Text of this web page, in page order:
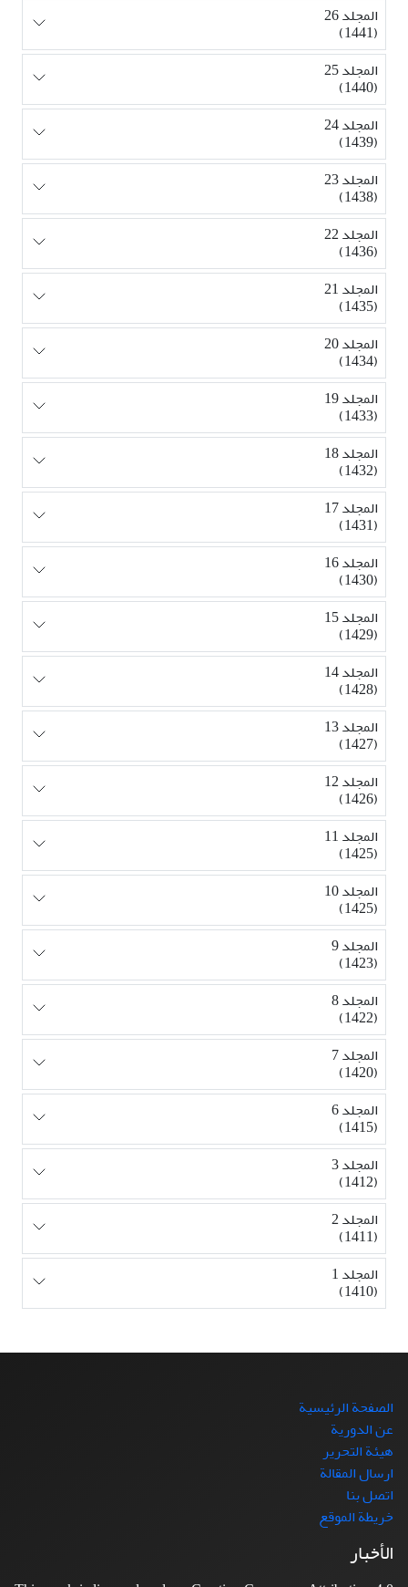
المجلد 26
(1441)
المجلد 25
(1440)
المجلد 24
(1439)
المجلد 23
(1438)
المجلد 22
(1436)
المجلد 21
(1435)
المجلد 20
(1434)
المجلد 19
(1433)
المجلد 18
(1432)
المجلد 17
(1431)
المجلد 16
(1430)
المجلد 15
(1429)
المجلد 14
(1428)
المجلد 13
(1427)
المجلد 12
(1426)
المجلد 11
(1425)
المجلد 10
(1425)
المجلد 9
(1423)
المجلد 8
(1422)
المجلد 7
(1420)
المجلد 6
(1415)
المجلد 3
(1412)
المجلد 2
(1411)
المجلد 1
(1410)
الصفحة الرئيسية
عن الدورية
هيئة التحرير
ارسال المقالة
اتصل بنا
خريطة الموقع
الأخبار